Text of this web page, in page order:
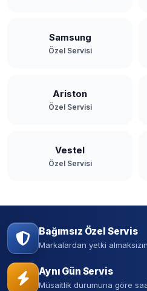
Samsung
Özel Servisi
Ariston
Özel Servisi
Vestel
Özel Servisi
Bağımsız Özel Servis
Markalardan yetki
Aynı Gün Servis
Müsaitlik durumuna göre